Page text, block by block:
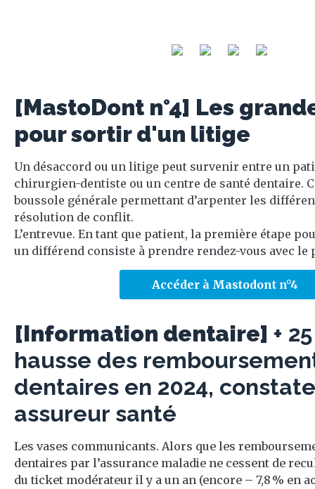
[MastoDont n°4] Les
pour sortir d'un litige
Un désaccord ou un litige peut survenir entre un
chirurgien-dentiste ou un centre de santé dentaire.
boussole générale permettant d’arpenter les
résolution de conflit.
L’entrevue. En tant que patient, la première étape
un différend consiste à prendre rendez-vous avec le
Accéder à Mastodont n°4
[Information dentaire] +
hausse des
dentaires en 2024,
assureur santé
Les vases communicants. Alors que les
dentaires par l’assurance maladie ne cessent de
du ticket modérateur il y a un an (encore – 7,8 % en